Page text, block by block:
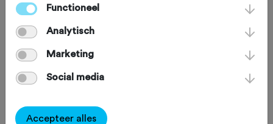
Paastoertocht 't
Muurtje Mountainbike
2026
Mountainbike
Functioneel
Analytisch
Marketing
Social media
Accepteer alles